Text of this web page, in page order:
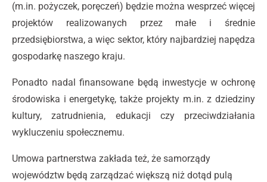
(m.in. pożyczek, poręczeń) będzie można wesprzeć więcej
projektów realizowanych przez małe i średnie
przedsiębiorstwa, a więc sektor, który najbardziej napędza
gospodarkę naszego kraju.
Ponadto nadal finansowane będą inwestycje w ochronę
środowiska i energetykę, także projekty m.in. z dziedziny
kultury, zatrudnienia, edukacji czy przeciwdziałania
wykluczeniu społecznemu.
Umowa partnerstwa zakłada też, że samorządy
województw będą zarządzać większą niż dotąd pulą